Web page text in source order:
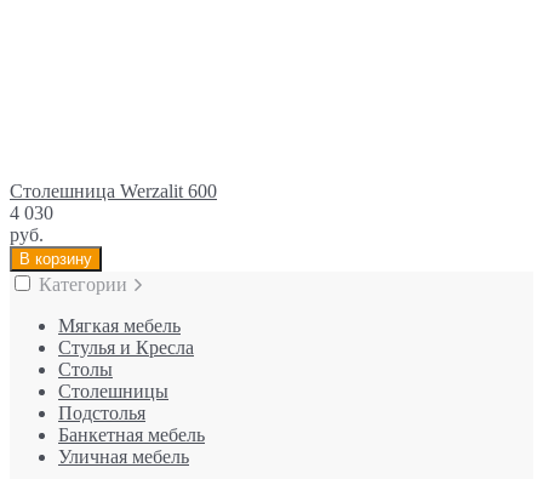
Столешница Werzalit 600
4 030
руб.
В корзину
Категории
Мягкая мебель
Стулья и Кресла
Столы
Столешницы
Подстолья
Банкетная мебель
Уличная мебель